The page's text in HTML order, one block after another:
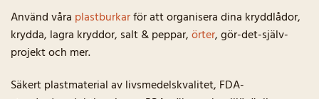
Använd våra plastburkarför att organisera dina kryddlådor,
krydda, lagra kryddor, salt & peppar,örter, gör-det-själv-
projekt och mer.
Säkert plastmaterial av livsmedelskvalitet, FDA-